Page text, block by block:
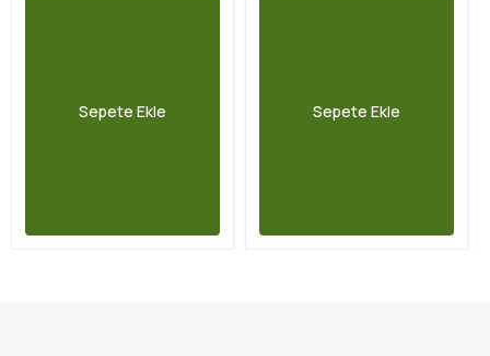
Sepete Ekle Sepete Ekle